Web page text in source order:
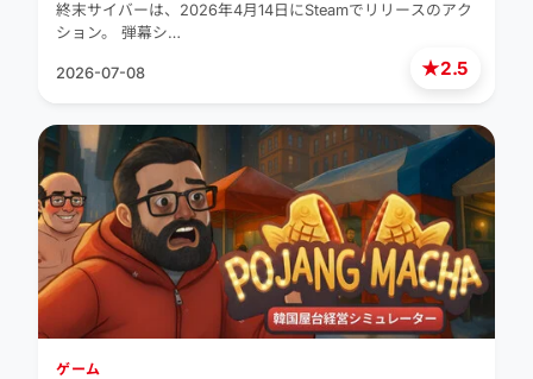
★2.5
終末サイバーは、2026年4月14日にSteamでリリースのアク
ション。 弾幕シ…
2026-07-08
ゲーム